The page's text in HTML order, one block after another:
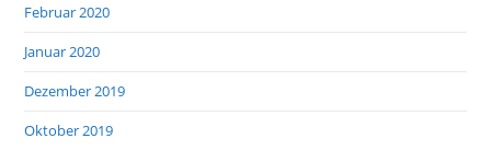
Februar 2020
Januar 2020
Dezember 2019
Oktober 2019